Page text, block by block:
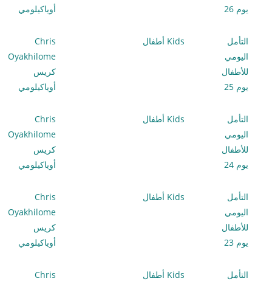
يوم 26
أوياكيلومي
التأمل
اليومي
للأطفال
يوم 25
Kids أطفال
Chris
Oyakhilome
كريس
أوياكيلومي
التأمل
اليومي
للأطفال
يوم 24
Kids أطفال
Chris
Oyakhilome
كريس
أوياكيلومي
التأمل
اليومي
للأطفال
يوم 23
Kids أطفال
Chris
Oyakhilome
كريس
أوياكيلومي
التأمل
Kids أطفال
Chris